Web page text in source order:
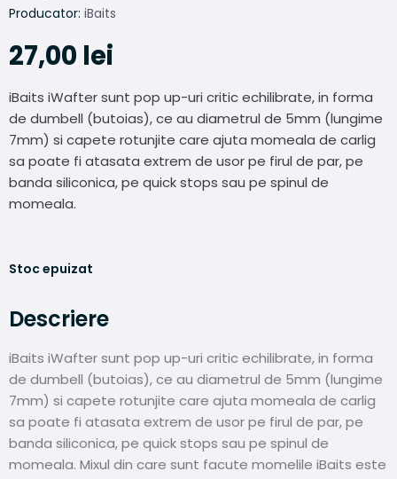
Producator: iBaits
27,00 lei
iBaits iWafter sunt pop up-uri critic echilibrate, in forma
de dumbell (butoias), ce au diametrul de 5mm (lungime
7mm) si capete rotunjite care ajuta momeala de carlig
sa poate fi atasata extrem de usor pe firul de par, pe
banda siliconica, pe quick stops sau pe spinul de
momeala.
Stoc epuizat
Descriere
iBaits iWafter sunt pop up-uri critic echilibrate, in forma
de dumbell (butoias), ce au diametrul de 5mm (lungime
7mm) si capete rotunjite care ajuta momeala de carlig
sa poate fi atasata extrem de usor pe firul de par, pe
banda siliconica, pe quick stops sau pe spinul de
momeala. Mixul din care sunt facute momelile iBaits este